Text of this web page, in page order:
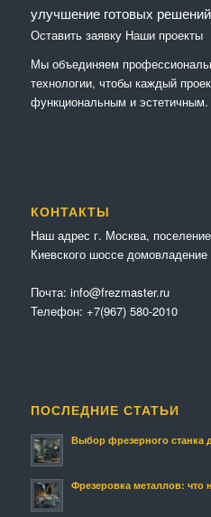
улучшение готовых решений
Оставить заявку Наши проекты
Мы объединяем
технологии, чтобы каждый
функциональным и эстетичным.
КОНТАКТЫ
Наш адрес г. Москва,
Киевского шоссе
Почта: info@frezmaster.ru
Телефон: +7(967) 580-2010
ПОСЛЕДНИЕ СТАТЬИ
Выбор фрезерного станка
Фрезеровка металлов: что